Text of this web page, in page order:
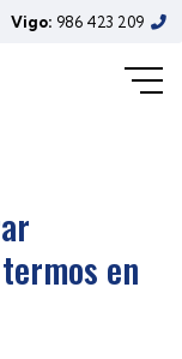
Vigo: 986 423 209
reparar
en